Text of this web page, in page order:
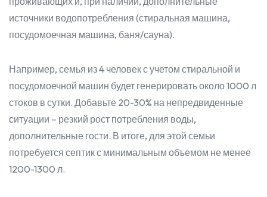
источники водопотребления (стиральная машина,
посудомоечная машина, баня/сауна).
Например, семья из 4 человек с учетом стиральной и
посудомоечной машин будет генерировать около 1000 л
стоков в сутки. Добавьте 20-30% на непредвиденные
ситуации – резкий рост потребления воды,
дополнительные гости. В итоге, для этой семьи
потребуется септик с минимальным объемом не менее
1200-1300 л.